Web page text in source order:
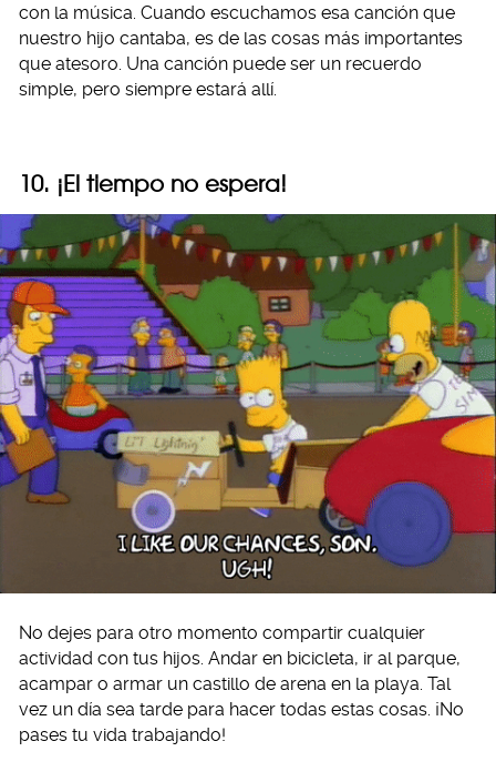
con la música. Cuando escuchamos esa canción que
nuestro hijo cantaba, es de las cosas más importantes
que atesoro. Una canción puede ser un recuerdo
simple, pero siempre estará allí.
10. ¡El tiempo no espera!
No dejes para otro momento compartir cualquier
actividad con tus hijos. Andar en bicicleta, ir al parque,
acampar o armar un castillo de arena en la playa. Tal
vez un día sea tarde para hacer todas estas cosas. ¡No
pases tu vida trabajando!